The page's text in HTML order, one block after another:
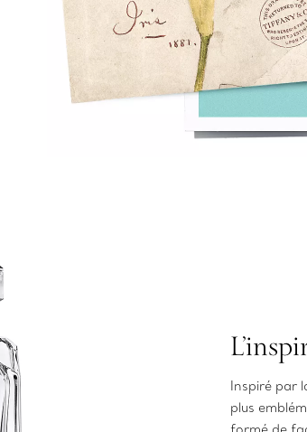
Inspiré par
plus